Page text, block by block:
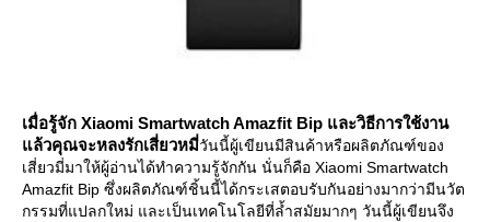
เมื่อรู้จัก Xiaomi Smartwatch Amazfit Bip และวิธีการใช้งาน
ล้วคุณจะหลงรักเสี่ยวหมี่วันนี้ผู้เขียนมีสินค้าหรือผลิตภัณฑ์ของ
เสี่ยวมี่มาให้ผู้อ่านได้ทำความรู้จักกัน นั่นก็คือ Xiaomi Smartwatch
Amazfit Bip ซึ่งผลิตภัณฑ์ชิ้นนี้ได้กระเสตอบรับกันอย่างมากว่ามีนวัต
กรรมที่แปลกใหม่ และเป็นเทคโนโลยีที่ล้ำสมัยมากๆ วันนี้ผู้เขียนจึง